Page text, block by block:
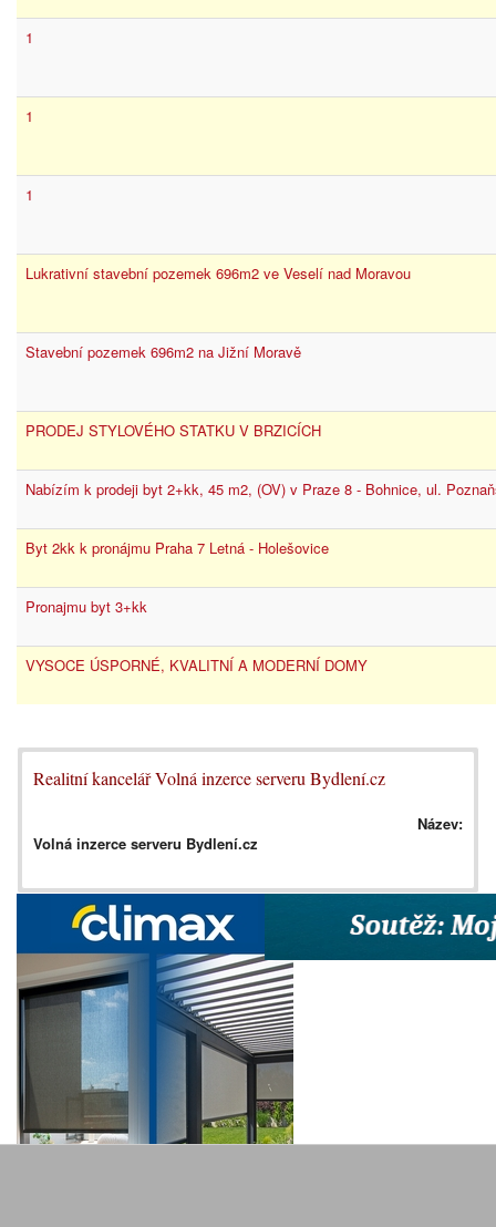
1
1
1
Lukrativní stavební pozemek 696m2 ve Veselí nad Moravou
Stavební pozemek 696m2 na Jižní Moravě
PRODEJ STYLOVÉHO STATKU V BRZICÍCH
Nabízím k prodeji byt 2+kk, 45 m2, (OV) v Praze 8 - Bohnice, ul.
Byt 2kk k pronájmu Praha 7 Letná - Holešovice
Pronajmu byt 3+kk
VYSOCE ÚSPORNÉ, KVALITNÍ A MODERNÍ DOMY
Realitní kancelář Volná inzerce serveru Bydlení.cz
Název:
Volná inzerce serveru Bydlení.cz